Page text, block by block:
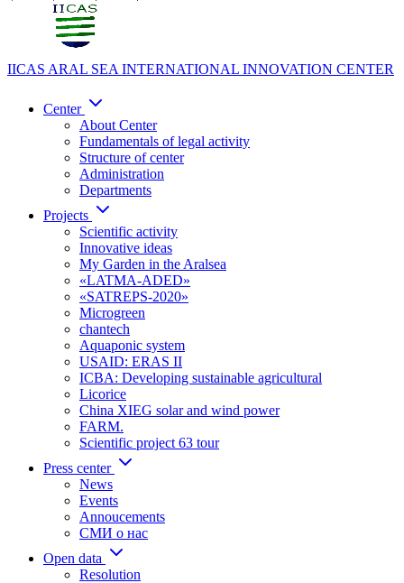
IICAS ARAL SEA INTERNATIONAL INNOVATION CENTER
Center
About Center
Fundamentals of legal activity
Structure of center
Administration
Departments
Projects
Scientific activity
Innovative ideas
My Garden in the Aralsea
«LATMA-ADED»
«SATREPS-2020»
Microgreen
chantech
Aquaponic system
USAID: ERAS II
ICBA: Developing sustainable agricultural
Licorice
China XIEG solar and wind power
FARM.
Scientific project 63 tour
Press center
News
Events
Annoucements
СМИ о нас
Open data
Resolution